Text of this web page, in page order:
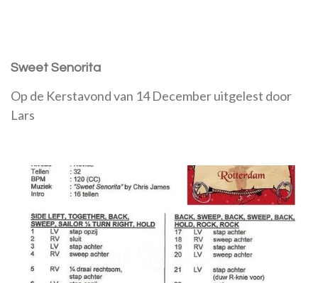
Sweet Senorita
Op de Kerstavond van 14 December uitgelest door
Lars